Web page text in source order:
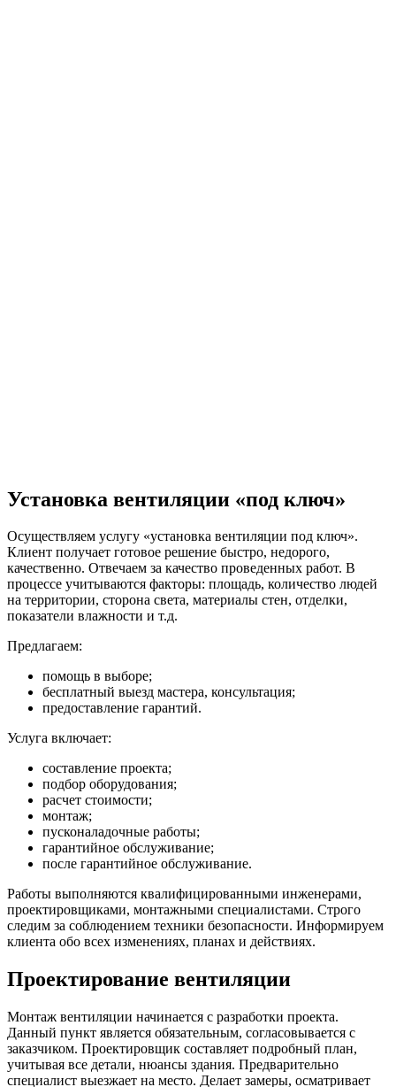
Установка вентиляции «под ключ»
Осуществляем услугу «установка вентиляции под ключ».
Клиент получает готовое решение быстро, недорого,
качественно. Отвечаем за качество проведенных работ. В
процессе учитываются факторы: площадь, количество людей
на территории, сторона света, материалы стен, отделки,
показатели влажности и т.д.
Предлагаем:
помощь в выборе;
бесплатный выезд мастера, консультация;
предоставление гарантий.
Услуга включает:
составление проекта;
подбор оборудования;
расчет стоимости;
монтаж;
пусконаладочные работы;
гарантийное обслуживание;
после гарантийное обслуживание.
Работы выполняются квалифицированными инженерами,
проектировщиками, монтажными специалистами. Строго
следим за соблюдением техники безопасности. Информируем
клиента обо всех изменениях, планах и действиях.
Проектирование вентиляции
Монтаж вентиляции начинается с разработки проекта.
Данный пункт является обязательным, согласовывается с
заказчиком. Проектировщик составляет подробный план,
учитывая все детали, нюансы здания. Предварительно
специалист выезжает на место. Делает замеры, осматривает